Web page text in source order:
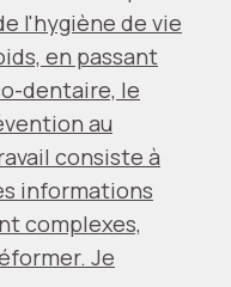
l'hygiène de vie
en passant
dentaire, le
au
consiste à
informations
complexes,
Je